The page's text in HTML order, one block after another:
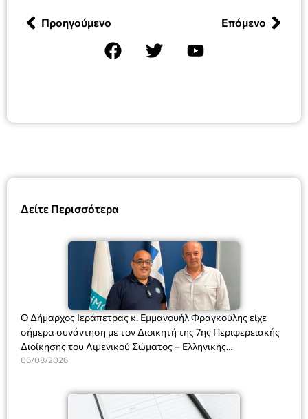
Δείτε Περισσότερα
Ο Δήμαρχος Ιεράπετρας κ. Εμμανουήλ Φραγκούλης είχε
σήμερα συνάντηση με τον Διοικητή της 7ης Περιφερειακής
Διοίκησης του Λιμενικού Σώματος – Ελληνικής
Ακτοφυλακής (Λ.Σ.-ΕΛ.ΑΚΤ.), Αρχιπλοίαρχο Λ.Σ. κ. Ιωάννη
06/08/2026
Προηγούμενο Επόμενο